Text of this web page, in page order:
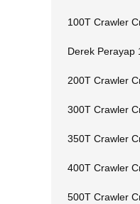
100T Crawler
Derek Perayap
200T Crawler
300T Crawler
350T Crawler
400T Crawler
500T Crawler